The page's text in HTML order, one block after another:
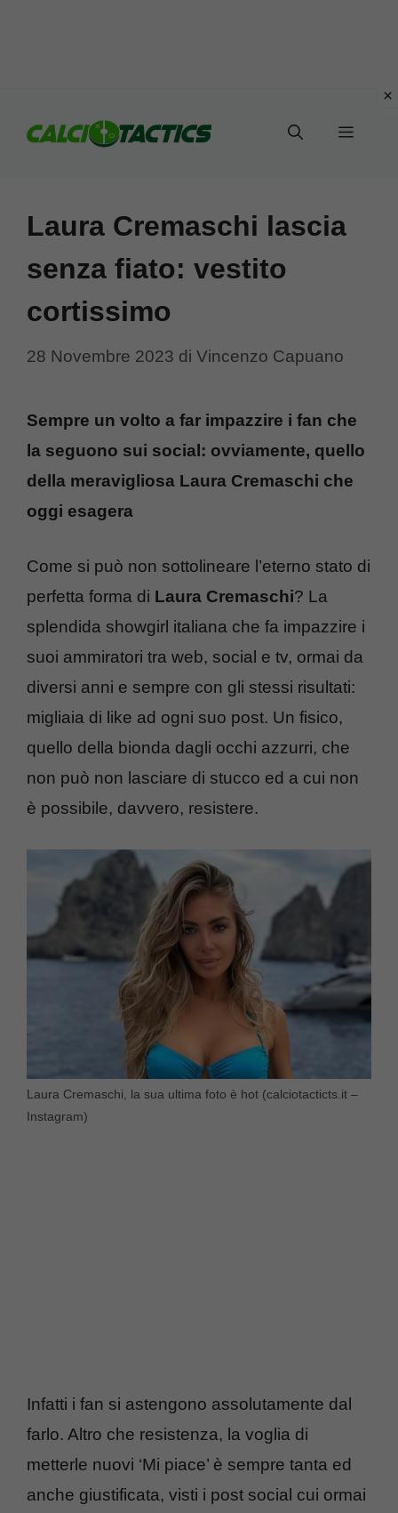
Menu
Laura Cremaschi lascia
senza fiato: vestito
cortissimo
28 Novembre 2023 di Vincenzo Capuano
Sempre un volto a far impazzire i fan che
la seguono sui social: ovviamente, quello
della meravigliosa Laura Cremaschi che
oggi esagera
Come si può non sottolineare l’eterno stato di
perfetta forma di Laura Cremaschi? La
splendida showgirl italiana che fa impazzire i
suoi ammiratori tra web, social e tv, ormai da
diversi anni e sempre con gli stessi risultati:
migliaia di like ad ogni suo post. Un fisico,
quello della bionda dagli occhi azzurri, che
non può non lasciare di stucco ed a cui non
è possibile, davvero, resistere.
Laura Cremaschi, la sua ultima foto è hot (calciotacticts.it –
Instagram)
Infatti i fan si astengono assolutamente dal
farlo. Altro che resistenza, la voglia di
metterle nuovi ‘Mi piace’ è sempre tanta ed
anche giustificata, visti i post social cui ormai